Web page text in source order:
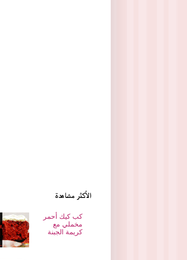
الأكثر مشاهدة
كب كيك أحمر
مخملي مع
كريمة الجبنة